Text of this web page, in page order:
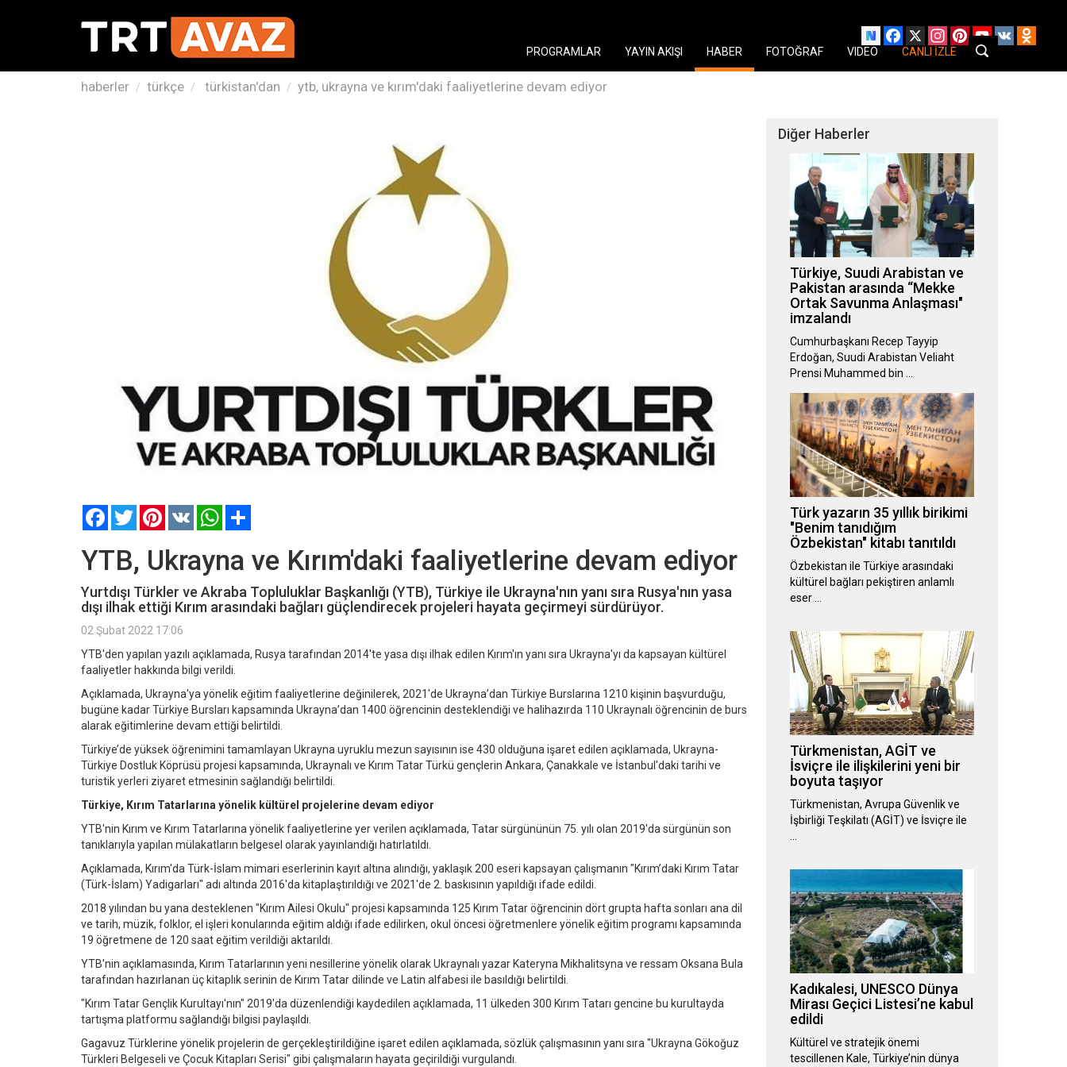
Facebook
X Instagram
PinterestYouTube
VK
PROGRAMLAR
YAYIN AKIŞI HABER FOTOĞRAF VIDEO CANLI İZLE
haberler türkçe türkistan'dan ytb, ukrayna ve kırım'daki faaliyetlerine devam ediyor
FacebookTwitterPinterest
VK WhatsApp
YTB, Ukrayna ve Kırım'daki faaliyetlerine devam ediyor
Yurtdışı Türkler ve Akraba Topluluklar Başkanlığı (YTB), Türkiye ile Ukrayna'nın yanı sıra Rusya'nın yasa
dışı ilhak ettiği Kırım arasındaki bağları güçlendirecek projeleri hayata geçirmeyi sürdürüyor.
02 Şubat 2022 17:06
YTB'den yapılan yazılı açıklamada, Rusya tarafından 2014'te yasa dışı ilhak edilen Kırım'ın yanı sıra Ukrayna'yı da kapsayan kültürel
faaliyetler hakkında bilgi verildi.
Açıklamada, Ukrayna'ya yönelik eğitim faaliyetlerine değinilerek, 2021'de Ukrayna’dan Türkiye Burslarına 1210 kişinin başvurduğu,
bugüne kadar Türkiye Bursları kapsamında Ukrayna’dan 1400 öğrencinin desteklendiği ve halihazırda 110 Ukraynalı öğrencinin de burs
alarak eğitimlerine devam ettiği belirtildi.
Türkiye’de yüksek öğrenimini tamamlayan Ukrayna uyruklu mezun sayısının ise 430 olduğuna işaret edilen açıklamada, Ukrayna-
Türkiye Dostluk Köprüsü projesi kapsamında, Ukraynalı ve Kırım Tatar Türkü gençlerin Ankara, Çanakkale ve İstanbul'daki tarihi ve
turistik yerleri ziyaret etmesinin sağlandığı belirtildi.
Türkiye, Kırım Tatarlarına yönelik kültürel projelerine devam ediyor
YTB'nin Kırım ve Kırım Tatarlarına yönelik faaliyetlerine yer verilen açıklamada, Tatar sürgününün 75. yılı olan 2019'da sürgünün son
tanıklarıyla yapılan mülakatların belgesel olarak yayınlandığı hatırlatıldı.
Açıklamada, Kırım'da Türk-İslam mimari eserlerinin kayıt altına alındığı, yaklaşık 200 eseri kapsayan çalışmanın "Kırım’daki Kırım Tatar
(Türk-İslam) Yadigarları" adı altında 2016'da kitaplaştırıldığı ve 2021'de 2. baskısının yapıldığı ifade edildi.
2018 yılından bu yana desteklenen "Kırım Ailesi Okulu" projesi kapsamında 125 Kırım Tatar öğrencinin dört grupta hafta sonları ana dil
ve tarih, müzik, folklor, el işleri konularında eğitim aldığı ifade edilirken, okul öncesi öğretmenlere yönelik eğitim programı kapsamında
19 öğretmene de 120 saat eğitim verildiği aktarıldı.
YTB'nin açıklamasında, Kırım Tatarlarının yeni nesillerine yönelik olarak Ukraynalı yazar Kateryna Mikhalitsyna ve ressam Oksana Bula
tarafından hazırlanan üç kitaplık serinin de Kırım Tatar dilinde ve Latin alfabesi ile basıldığı belirtildi.
"Kırım Tatar Gençlik Kurultayı'nın" 2019'da düzenlendiği kaydedilen açıklamada, 11 ülkeden 300 Kırım Tatarı gencine bu kurultayda
tartışma platformu sağlandığı bilgisi paylaşıldı.
Gagavuz Türklerine yönelik projelerin de gerçekleştirildiğine işaret edilen açıklamada, sözlük çalışmasının yanı sıra "Ukrayna Gökoğuz
Türkleri Belgeseli ve Çocuk Kitapları Serisi" gibi çalışmaların hayata geçirildiği vurgulandı.
Diğer Haberler
Türkiye, Suudi Arabistan ve
Pakistan arasında “Mekke
Ortak Savunma Anlaşması"
imzalandı
Cumhurbaşkanı Recep Tayyip
Erdoğan, Suudi Arabistan Veliaht
Prensi Muhammed bin …
Türk yazarın 35 yıllık birikimi
"Benim tanıdığım
Özbekistan" kitabı tanıtıldı
Özbekistan ile Türkiye arasındaki
kültürel bağları pekiştiren anlamlı
eser …
Türkmenistan, AGİT ve
İsviçre ile ilişkilerini yeni bir
boyuta taşıyor
Türkmenistan, Avrupa Güvenlik ve
İşbirliği Teşkilatı (AGİT) ve İsviçre ile
Kadıkalesi, UNESCO Dünya
Mirası Geçici Listesi’ne kabul
edildi
Kültürel ve stratejik önemi
tescillenen Kale, Türkiye’nin dünya